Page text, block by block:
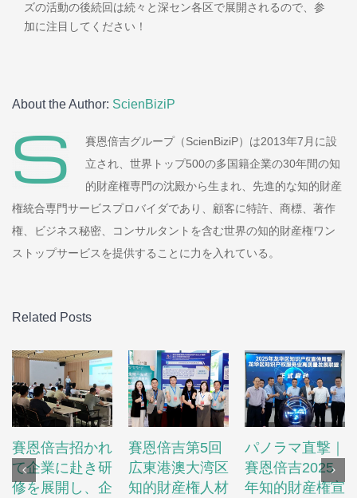
ズの活動の後続回は続々と深セン各区で展開されるので、参
加に注目してください！
About the Author: ScienBiziP
賽恩倍吉グループ（ScienBiziP）は2013年7月に設
立され、世界トップ500の多国籍企業の30年間の知
的財産権専門の沈殿から生まれ、先進的な知的財産
権統合専門サービスプロバイダであり、顧客に特許、商標、著作
権、ビジネス秘密、コンサルタントを含む世界の知的財産権ワン
ストップサービスを提供することに力を入れている。
Related Posts
賽恩倍吉招かれ
て企業に赴き研
修を展開し、企
賽恩倍吉第5回
広東港澳大湾区
知的財産権人材
パノラマ直撃｜
賽恩倍吉2025
年知的財産権宣